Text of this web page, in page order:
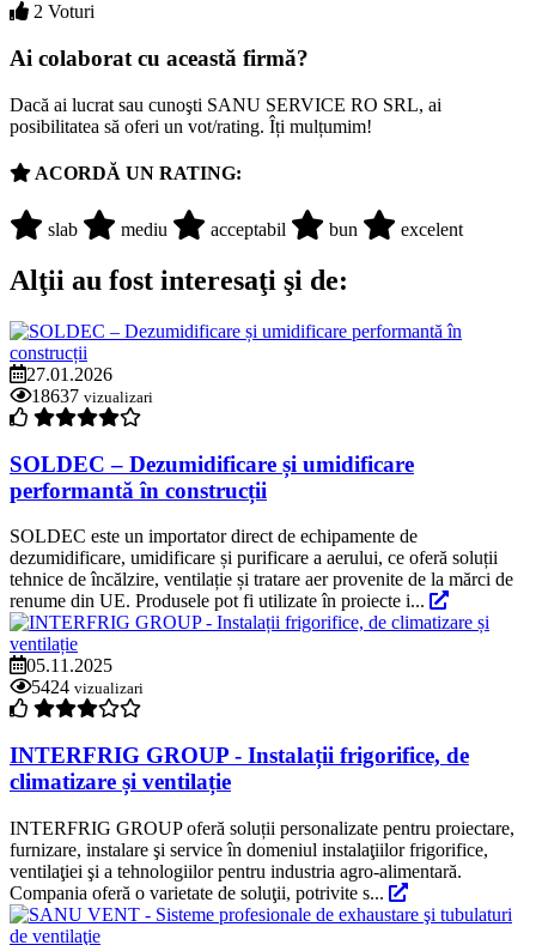
2 Voturi
Ai colaborat cu această firmă?
Dacă ai lucrat sau cunoşti SANU SERVICE RO SRL, ai
posibilitatea să oferi un vot/rating. Îți mulțumim!
ACORDĂ UN RATING:
slab mediu acceptabil bun excelent
Alţii au fost interesaţi şi de:
27.01.2026
18637 vizualizari
SOLDEC – Dezumidificare și umidificare
performantă în construcții
SOLDEC este un importator direct de echipamente de
dezumidificare, umidificare și purificare a aerului, ce oferă soluții
tehnice de încălzire, ventilație și tratare aer provenite de la mărci de
renume din UE. Produsele pot fi utilizate în proiecte i...
05.11.2025
5424 vizualizari
INTERFRIG GROUP - Instalații frigorifice, de
climatizare și ventilație
INTERFRIG GROUP oferă soluții personalizate pentru proiectare,
furnizare, instalare şi service în domeniul instalaţiilor frigorifice,
ventilaţiei şi a tehnologiilor pentru industria agro-alimentară.
Compania oferă o varietate de soluţii, potrivite s...